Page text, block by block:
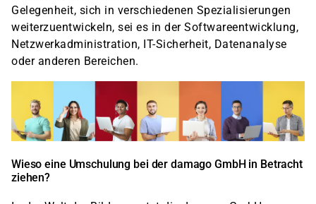
Gelegenheit, sich in verschiedenen Spezialisierungen
weiterzuentwickeln, sei es in der Softwareentwicklung,
Netzwerkadministration, IT-Sicherheit, Datenanalyse
oder anderen Bereichen.
Wieso eine Umschulung bei der damago GmbH in Betracht
ziehen?